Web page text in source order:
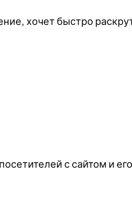
хочет быстро
с сайтом и